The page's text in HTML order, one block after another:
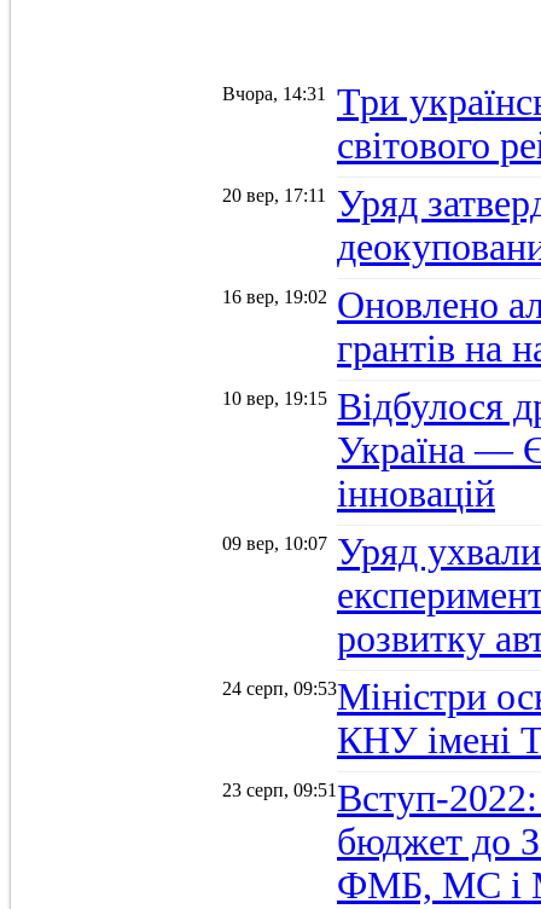
Вчора, 14:31
Три
світового
20 вер, 17:11
Уряд
16 вер, 19:02 Оновлено
грантів на
10 вер, 19:15 Відбулося
Україна —
інновацій
09 вер, 10:07 Уряд
розвитку
24 серп, 09:53Міністри
КНУ імені
23 серп, 09:51 Вступ-
бюджет до
ФМБ, МС і